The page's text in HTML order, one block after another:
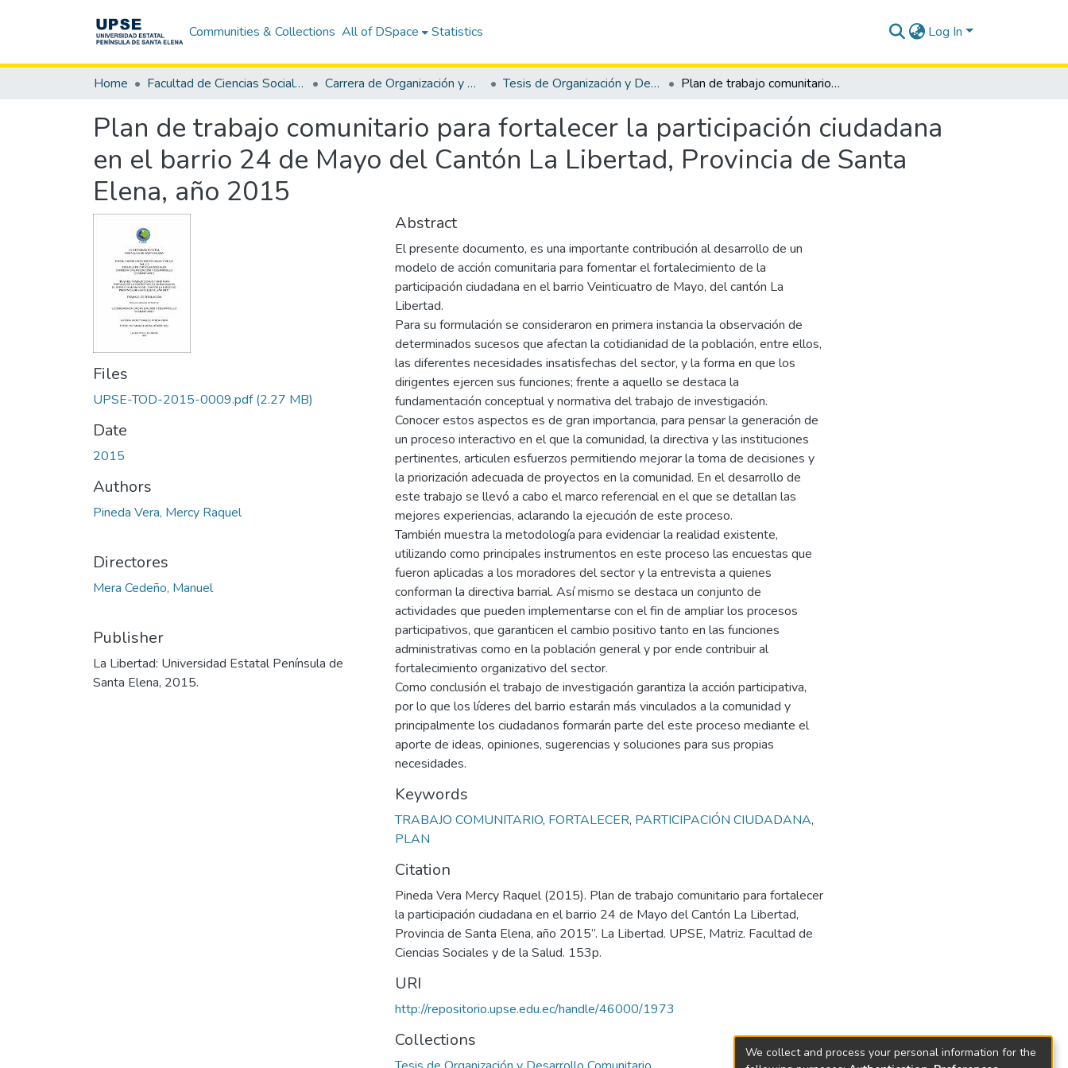
Communities & Collections All of DSpace Statistics Log In
Home Facultad de Ciencias Sociales y de la Salud Carrera de Organización y Desarrollo Comunitario Tesis de Organización y Desarrollo Comunitario Plan de trabajo comunitario para fortalecer la participación ciudadana en el barrio 24 de Mayo del Cantón La Libertad, Provincia de Santa Elena, año 2015
Plan de trabajo comunitario para fortalecer la participación ciudadana
en el barrio 24 de Mayo del Cantón La Libertad, Provincia de Santa
Elena, año 2015
Files
UPSE-TOD-2015-0009.pdf(2.27 MB)
Date
2015
Authors
Pineda Vera, Mercy Raquel
Directores
Mera Cedeño, Manuel
Publisher
La Libertad: Universidad Estatal Península de
Santa Elena, 2015.
Abstract
El presente documento, es una importante contribución al desarrollo de un
modelo de acción comunitaria para fomentar el fortalecimiento de la
participación ciudadana en el barrio Veinticuatro de Mayo, del cantón La
Libertad.
Para su formulación se consideraron en primera instancia la observación de
determinados sucesos que afectan la cotidianidad de la población, entre ellos,
las diferentes necesidades insatisfechas del sector, y la forma en que los
dirigentes ejercen sus funciones; frente a aquello se destaca la
fundamentación conceptual y normativa del trabajo de investigación.
Conocer estos aspectos es de gran importancia, para pensar la generación de
un proceso interactivo en el que la comunidad, la directiva y las instituciones
pertinentes, articulen esfuerzos permitiendo mejorar la toma de decisiones y
la priorización adecuada de proyectos en la comunidad. En el desarrollo de
este trabajo se llevó a cabo el marco referencial en el que se detallan las
mejores experiencias, aclarando la ejecución de este proceso.
También muestra la metodología para evidenciar la realidad existente,
utilizando como principales instrumentos en este proceso las encuestas que
fueron aplicadas a los moradores del sector y la entrevista a quienes
conforman la directiva barrial. Así mismo se destaca un conjunto de
actividades que pueden implementarse con el fin de ampliar los procesos
participativos, que garanticen el cambio positivo tanto en las funciones
administrativas como en la población general y por ende contribuir al
fortalecimiento organizativo del sector.
Como conclusión el trabajo de investigación garantiza la acción participativa,
por lo que los líderes del barrio estarán más vinculados a la comunidad y
principalmente los ciudadanos formarán parte del este proceso mediante el
aporte de ideas, opiniones, sugerencias y soluciones para sus propias
necesidades.
Keywords
TRABAJO COMUNITARIO, FORTALECER, PARTICIPACIÓN CIUDADANA,
PLAN
Citation
Pineda Vera Mercy Raquel (2015). Plan de trabajo comunitario para fortalecer
la participación ciudadana en el barrio 24 de Mayo del Cantón La Libertad,
Provincia de Santa Elena, año 2015”. La Libertad. UPSE, Matriz. Facultad de
Ciencias Sociales y de la Salud. 153p.
URI
http://repositorio.upse.edu.ec/handle/46000/1973
Collections
We collect and process your personal information for the